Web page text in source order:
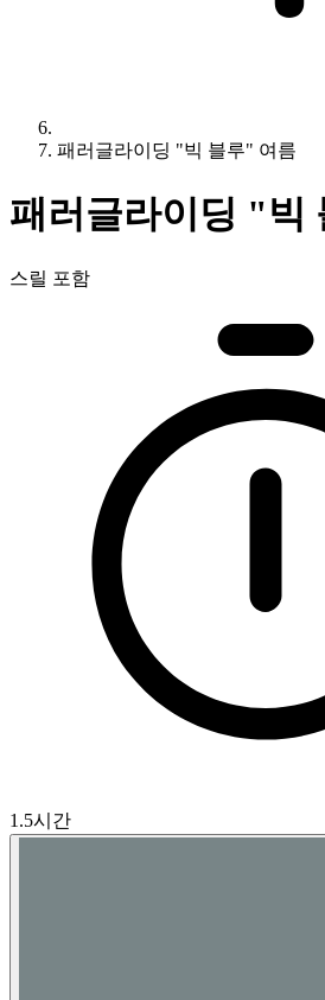
패러글라이딩 "빅 블루" 여름
패러글라이딩 "빅
스릴 포함
1.5시간